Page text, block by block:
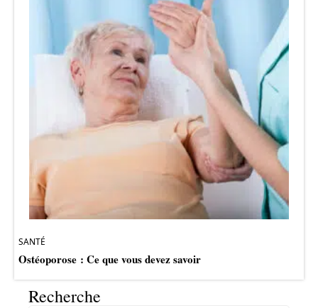
SANTÉ
Ostéoporose : Ce que vous devez savoir
Recherche